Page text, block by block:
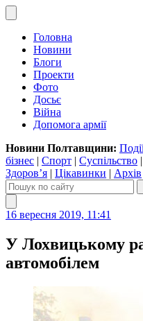
Головна
Новини
Блоги
Проекти
Фото
Досьє
Війна
Допомога армії
Новини Полтавщини:
бізнес | Спорт | Суспільство |
Здоров’я | Цікавинки | Архів
16 вересня 2019, 11:41
У Лохвицькому
автомобілем